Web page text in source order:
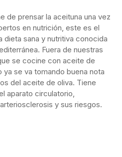
de prensar la aceituna una vez
en nutrición, este es el
dieta sana y nutritiva conocida
Fuera de nuestras
se cocine con aceite de
ya se va tomando buena nota
del aceite de oliva. Tiene
aparato circulatorio,
y sus riesgos.